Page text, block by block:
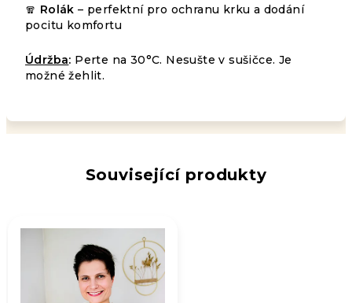
🧣 Rolák – perfektní pro ochranu krku a dodání
pocitu komfortu
Údržba: Perte na 30°C. Nesušte v sušičce. Je
možné žehlit.
Související produkty